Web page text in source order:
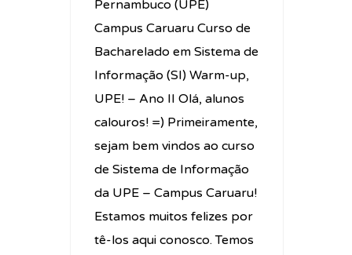
Pernambuco (UPE)
Campus Caruaru Curso de
Bacharelado em Sistema de
Informação (SI) Warm-up,
UPE! – Ano II Olá, alunos
calouros! =) Primeiramente,
sejam bem vindos ao curso
de Sistema de Informação
da UPE – Campus Caruaru!
Estamos muitos felizes por
tê-los aqui conosco. Temos